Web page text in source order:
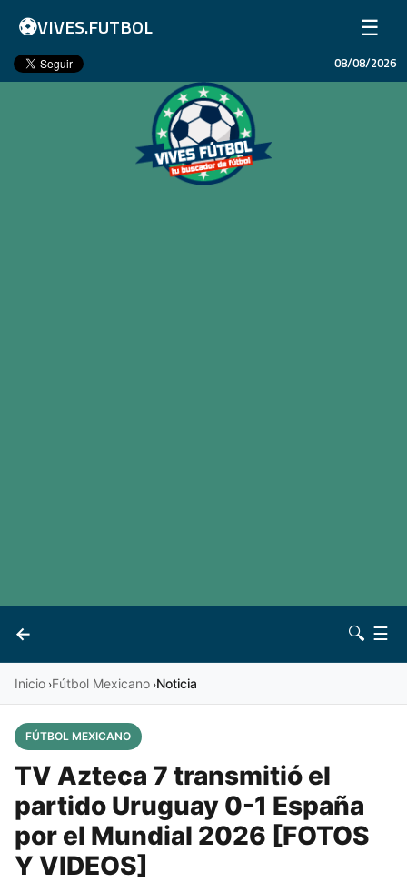
⚽VIVES.FUTBOL ☰
Inicio
08/08/2026
←
Vives 🔍 ☰
Inicio ›Fútbol Mexicano ›Noticia
FÚTBOL MEXICANO
TV Azteca 7 transmitió el
partido Uruguay 0-1 España
por el Mundial 2026 [FOTOS
Y VIDEOS]